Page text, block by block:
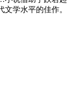
学水平的佳作。